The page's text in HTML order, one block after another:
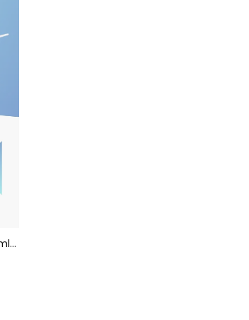
Roborock S7 Max Robot Süpürge Uyumlu 2li Yan Fırça